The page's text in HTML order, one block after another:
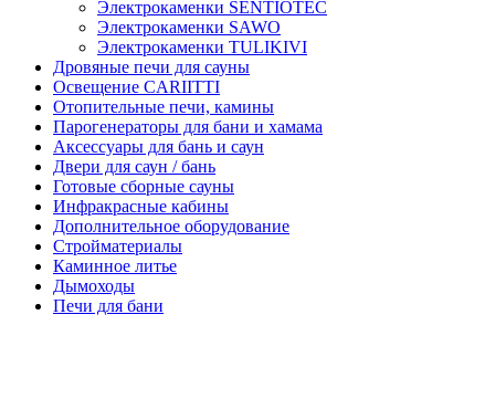
Электрокаменки SENTIOTEC
Электрокаменки SAWO
Электрокаменки TULIKIVI
Дровяные печи для сауны
Освещение CARIITTI
Отопительные печи, камины
Парогенераторы для бани и хамама
Аксессуары для бань и саун
Двери для саун / бань
Готовые сборные сауны
Инфракрасные кабины
Дополнительное оборудование
Стройматериалы
Каминное литье
Дымоходы
Печи для бани